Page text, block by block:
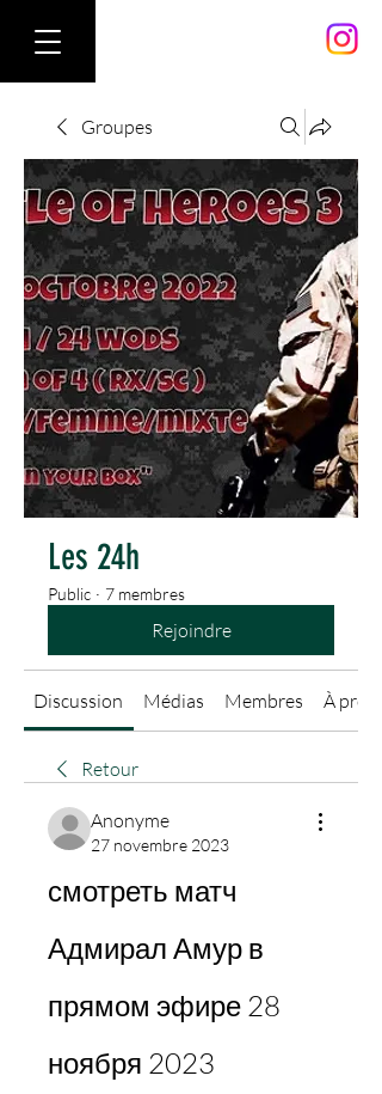
Groupes
Les 24h
Public · 7 membres
Rejoindre
Discussion Médias Membres À
Retour
Anonyme
27 novembre 2023
смотреть матч
Адмирал Амур в
прямом эфире 28
ноября 2023